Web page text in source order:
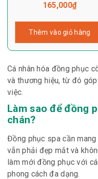
165,000₫
Thêm vào giỏ hàng
Cá nhân hóa đồng phục
và thương hiệu, từ đó
việc.
Làm sao để đồng
chán?
Đồng phục spa cần
vẫn phải đẹp mắt và
làm mới đồng phục với
phong cách đa dạng.